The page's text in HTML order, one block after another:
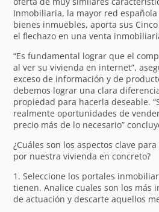
Inmobiliaria, la mayor red
bienes inmuebles, aporta sus
el flechazo en una venta
“Es fundamental lograr que el
al ver su vivienda en internet”,
exceso de información y de
debemos lograr una clara
propiedad para hacerla deseable.
realmente oportunidades de
precio más de lo necesario”
¿Cuáles son los aspectos clave
por nuestra vivienda en concreto?
1. Seleccione los portales
tienen. Analice cuales son los más
de actuación y descarte aquellos